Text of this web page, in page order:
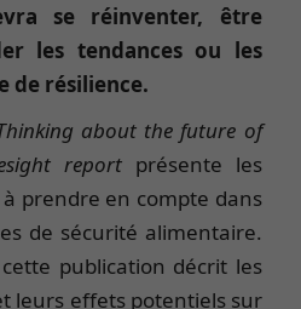
se réinventer, être
les tendances ou les
de résilience.
about the future of
report présente les
prendre en compte dans
de sécurité alimentaire.
publication décrit les
leurs effets potentiels sur